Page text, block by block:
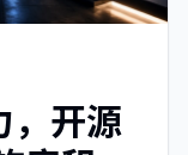
，开源